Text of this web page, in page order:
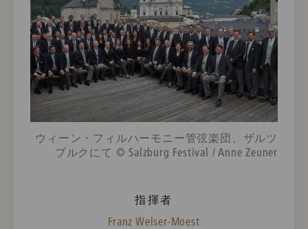
ウィーン・フィルハーモニー管弦楽団、ザルツ
ブルクにて © Salzburg Festival / Anne Zeuner
指揮者
Franz Welser-Moest